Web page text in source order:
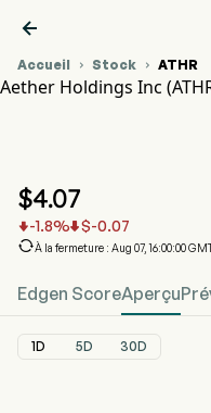

Accueil  Stock  ATHR
Aether Holdings Inc
$4.07
-1.8% $-0.07
À la fermeture : Aug 07, 16:00:00
Edgen ScoreAperçu
1D 5D 30D